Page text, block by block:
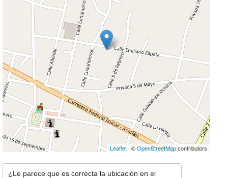
Leaflet | ©OpenStreetMapcontributors
¿Le parece que es correcta la ubicación en el